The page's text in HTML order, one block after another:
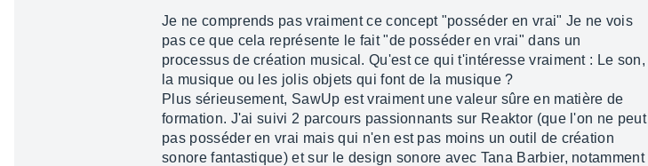
Je ne comprends pas vraiment ce concept "posséder en vrai" Je ne vois
pas ce que cela représente le fait "de posséder en vrai" dans un
processus de création musical. Qu'est ce qui t'intéresse vraiment : Le son,
la musique ou les jolis objets qui font de la musique ?
Plus sérieusement, SawUp est vraiment une valeur sûre en matière de
formation. J'ai suivi 2 parcours passionnants sur Reaktor (que l'on ne peut
pas posséder en vrai mais qui n'en est pas moins un outil de création
sonore fantastique) et sur le design sonore avec Tana Barbier, notamment